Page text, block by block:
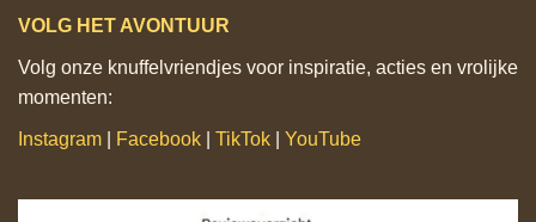
VOLG HET AVONTUUR
Volg onze knuffelvriendjes voor inspiratie, acties en vrolijke
momenten:
Instagram Facebook TikTok YouTube